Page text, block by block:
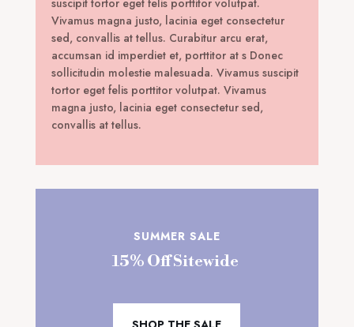
Vivamus magna justo, lacinia eget consectetur
sed, convallis at tellus. Curabitur arcu erat,
accumsan id imperdiet et, porttitor at s Donec
sollicitudin molestie malesuada. Vivamus suscipit
tortor eget felis porttitor volutpat. Vivamus
magna justo, lacinia eget consectetur sed,
convallis at tellus.
SUMMER SALE
15% Off Sitewide